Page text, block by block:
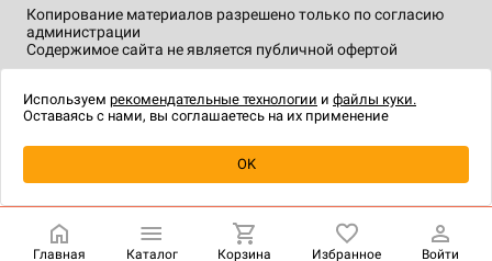
Уведомить о наличии
Копирование материалов разрешено только по согласию
администрации
Содержимое сайта не является публичной офертой
технологии.
Главная Каталог Корзина Избранное Войти
Используем рекомендательные технологии и файлы куки.
Оставаясь с нами, вы соглашаетесь на их применение
OK